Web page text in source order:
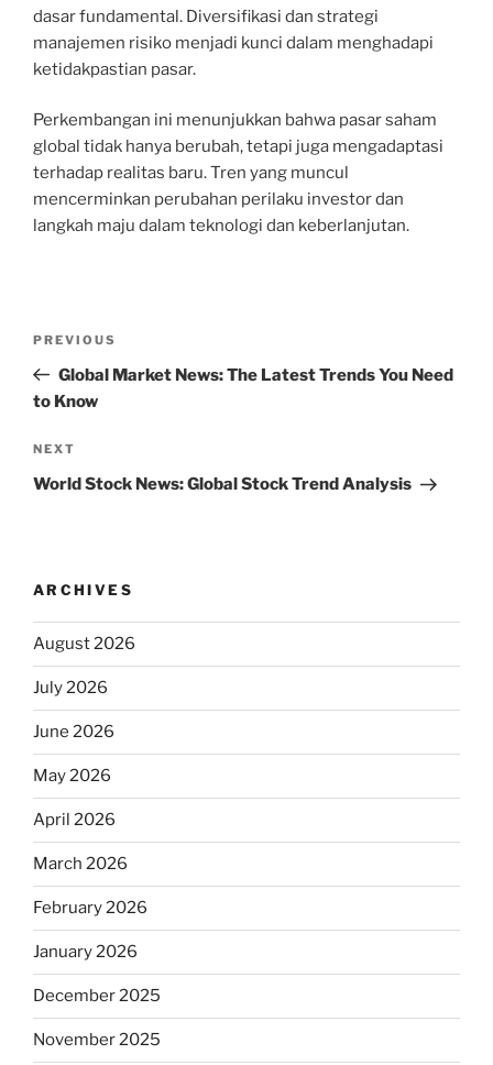
dasar fundamental. Diversifikasi dan strategi
manajemen risiko menjadi kunci dalam menghadapi
ketidakpastian pasar.
Perkembangan ini menunjukkan bahwa pasar saham
global tidak hanya berubah, tetapi juga mengadaptasi
terhadap realitas baru. Tren yang muncul
mencerminkan perubahan perilaku investor dan
langkah maju dalam teknologi dan keberlanjutan.
Previous
Post
PREVIOUS
Global Market News: The Latest Trends You Need
to Know
Next
Post
NEXT
World Stock News: Global Stock Trend Analysis
ARCHIVES
August 2026
July 2026
June 2026
May 2026
April 2026
March 2026
February 2026
January 2026
December 2025
November 2025